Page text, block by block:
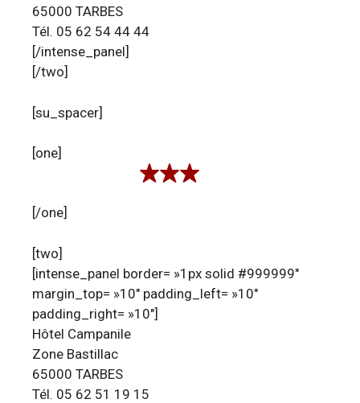
65000 TARBES
Tél. 05 62 54 44 44
[/intense_panel]
[/two]
[su_spacer]
[one]
[/one]
[two]
[intense_panel border= »1px solid #999999″
margin_top= »10″ padding_left= »10″
padding_right= »10″]
Hôtel Campanile
Zone Bastillac
65000 TARBES
Tél. 05 62 51 19 15